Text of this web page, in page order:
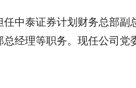
中泰证券计划财务总部副
经理等职务。现任公司党